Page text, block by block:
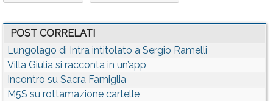
POST CORRELATI
Lungolago di Intra intitolato a Sergio Ramelli
Villa Giulia si racconta in un’app
Incontro su Sacra Famiglia
M5S su rottamazione cartelle